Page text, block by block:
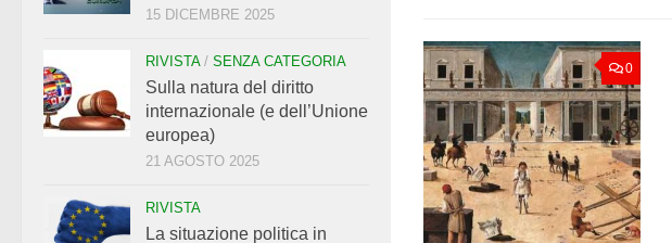
0
15 DICEMBRE 2025
RIVISTA/ SENZA CATEGORIA
Sulla natura del diritto
internazionale (e dell’Unione
europea)
21 AGOSTO 2025
RIVISTA
La situazione politica in